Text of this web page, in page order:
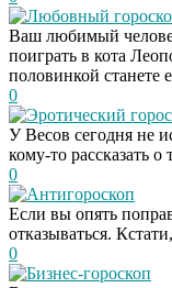
Любовный
Ваш любимый
поиграть в кота
половинкой станете
0
Эротический
У Весов сегодня не
кому-то рассказать
0
Антигороскоп
Если вы опять
отказываться.
0
Бизнес-гороскоп